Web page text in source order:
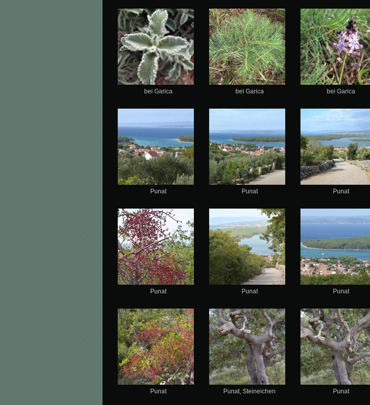
bei Garica bei Garica bei Garica
Punat Punat Punat
Punat Punat Punat
Punat Punat, Steineichen Punat